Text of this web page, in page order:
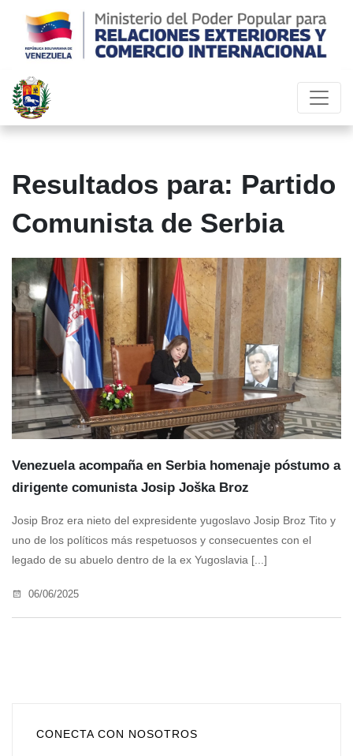
Resultados para: Partido
Comunista de Serbia
Venezuela acompaña en Serbia homenaje póstumo a
dirigente comunista Josip Joška Broz
Josip Broz era nieto del expresidente yugoslavo Josip Broz Tito y
uno de los políticos más respetuosos y consecuentes con el
legado de su abuelo dentro de la ex Yugoslavia [...]
06/06/2025
CONECTA CON NOSOTROS